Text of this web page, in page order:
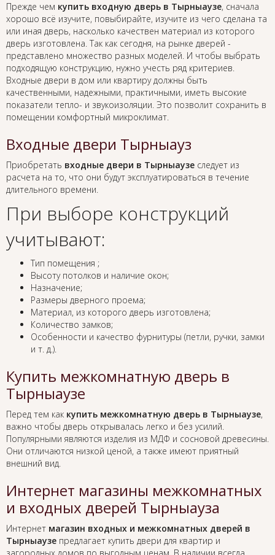
Прежде чем купить входную дверь в Тырныаузе, сначала
хорошо всё изучите, повыбирайте, изучите из чего сделана та
или иная дверь, насколько качествен материал из которого
дверь изготовлена. Так как сегодня, на рынке дверей -
представлено множество разных моделей. И чтобы выбрать
подходящую конструкцию, нужно учесть ряд критериев.
Входные двери в дом или квартиру должны быть
качественными, надежными, практичными, иметь высокие
показатели тепло- и звукоизоляции. Это позволит сохранить в
помещении комфортный микроклимат.
Входные двери Тырныауз
Приобретать входные двери в Тырныаузе следует из
расчета на то, что они будут эксплуатироваться в течение
длительного времени.
При выборе конструкций
учитывают:
Тип помещения ;
Высоту потолков и наличие окон;
Назначение;
Размеры дверного проема;
Материал, из которого дверь изготовлена;
Количество замков;
Особенности и качество фурнитуры (петли, ручки, замки
и т. д.).
Купить межкомнатную дверь в
Тырныаузе
Перед тем как купить межкомнатную дверь в Тырныаузе,
важно чтобы дверь открывалась легко и без усилий.
Популярными являются изделия из МДФ и сосновой древесины.
Они отличаются низкой ценой, а также имеют приятный
внешний вид.
Интернет магазины межкомнатных
и входных дверей Тырныауза
Интернет магазин входных и межкомнатных дверей в
Тырныаузе предлагает купить двери для квартир и